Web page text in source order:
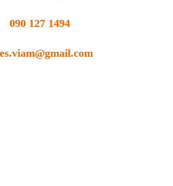
090 127 1494